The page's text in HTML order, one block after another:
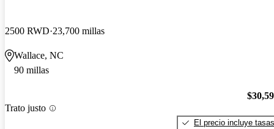
2500 RWD 23,700 millas
Wallace, NC
90 millas
Trato justo
El precio incluye tasas